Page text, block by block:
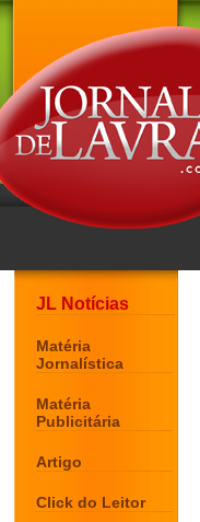
JL Notícias
Matéria
Jornalística
Matéria
Publicitária
Artigo
Click do Leitor